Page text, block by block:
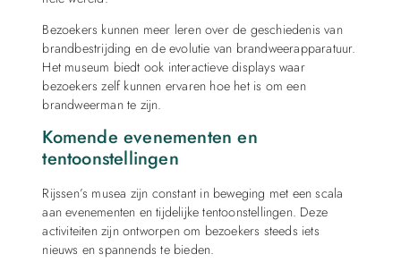
Bezoekers kunnen meer leren over de geschiedenis van
brandbestrijding en de evolutie van brandweerapparatuur.
Het museum biedt ook interactieve displays waar
bezoekers zelf kunnen ervaren hoe het is om een
brandweerman te zijn.
Komende evenementen en
tentoonstellingen
Rijssen’s musea zijn constant in beweging met een scala
aan evenementen en tijdelijke tentoonstellingen. Deze
activiteiten zijn ontworpen om bezoekers steeds iets
nieuws en spannends te bieden.